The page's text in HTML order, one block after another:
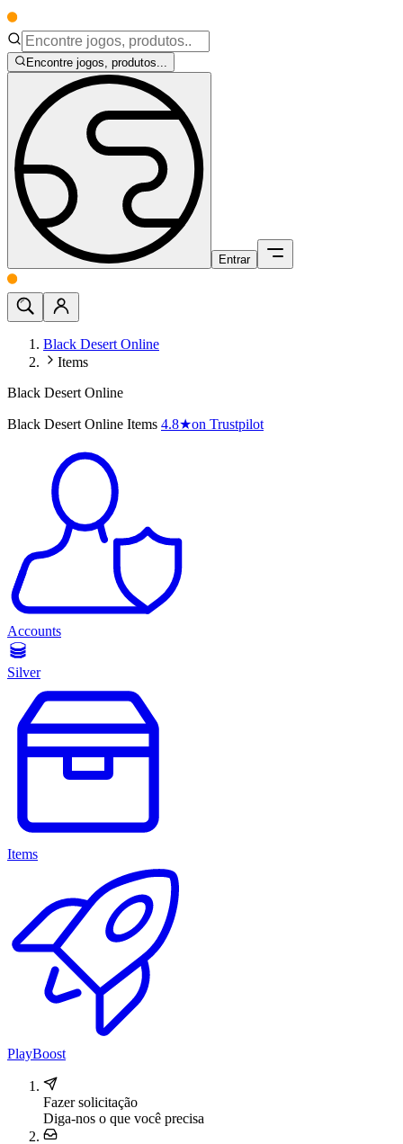
Encontre jogos, produtos...
Entrar
Black Desert Online
Items
Black Desert Online
Black Desert Online Items 4.8★on Trustpilot
Accounts
Silver
Items
PlayBoost
Fazer solicitação
Diga-nos o que você precisa